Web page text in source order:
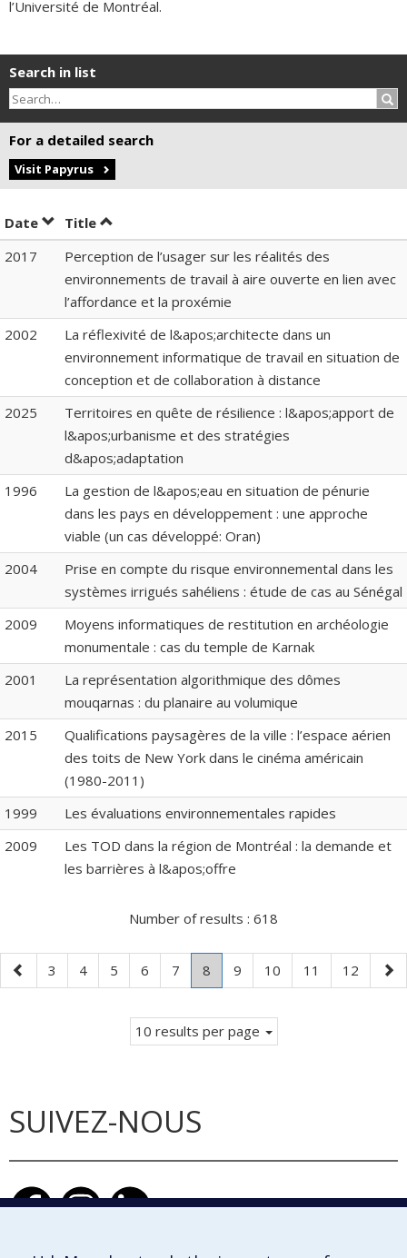
l’Université de Montréal.
Search in list
For a detailed search
Visit Papyrus
Date Sort by date in descending order
Title Sort by title in descending order
2017
Perception de l’usager sur les réalités des
environnements de travail à aire ouverte en lien avec
l’affordance et la proxémie
2002
La réflexivité de l&apos;architecte dans un
environnement informatique de travail en situation de
conception et de collaboration à distance
2025
Territoires en quête de résilience : l&apos;apport de
l&apos;urbanisme et des stratégies
d&apos;adaptation
1996
La gestion de l&apos;eau en situation de pénurie
dans les pays en développement : une approche
viable (un cas développé: Oran)
2004
Prise en compte du risque environnemental dans les
systèmes irrigués sahéliens : étude de cas au Sénégal
2009
Moyens informatiques de restitution en archéologie
monumentale : cas du temple de Karnak
2001
La représentation algorithmique des dômes
mouqarnas : du planaire au volumique
2015
Qualifications paysagères de la ville : l’espace aérien
des toits de New York dans le cinéma américain
(1980-2011)
1999
Les évaluations environnementales rapides
2009
Les TOD dans la région de Montréal : la demande et
les barrières à l&apos;offre
Number of results : 618
Previous
page
Page
3 Page
4 Page
5 Page
6 Page
7 Page
8
Current
page.
Page
9 Page
10 Page
11 Page
12
10 results per page
SUIVEZ-NOUS